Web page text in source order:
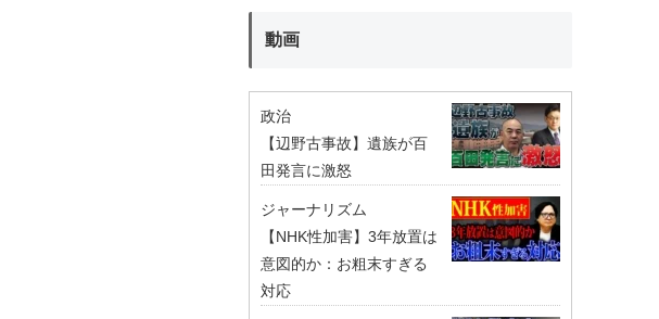
動画
政治
【辺野古事故】遺族が百
田発言に激怒
ジャーナリズム
【NHK性加害】3年放置は
意図的か：お粗末すぎる
対応